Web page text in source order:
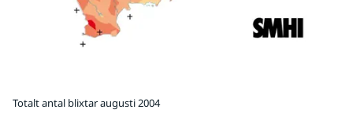
Totalt antal blixtar augusti 2004